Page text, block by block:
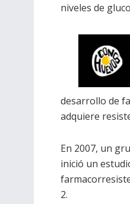
niveles de
desarrollo de
adquiere
En 2007, un
inició un
2.